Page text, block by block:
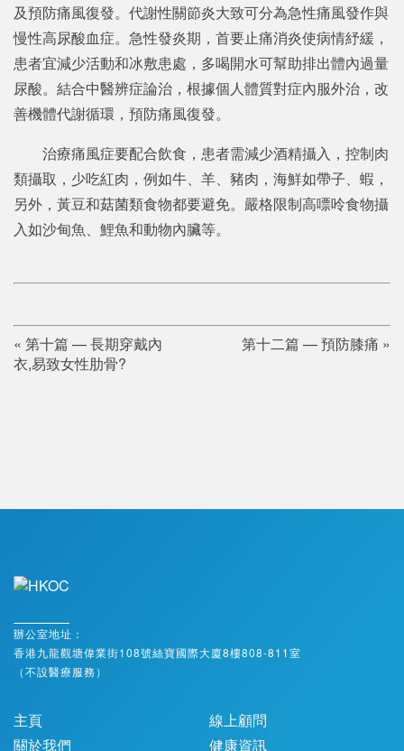
及預防痛風復發。代謝性關節炎大致可分為急性痛風發作與
慢性高尿酸血症。急性發炎期，首要止痛消炎使病情紓緩，
患者宜減少活動和冰敷患處，多喝開水可幫助排出體內過量
尿酸。結合中醫辨症論治，根據個人體質對症內服外治，改
善機體代謝循環，預防痛風復發。
治療痛風症要配合飲食，患者需減少酒精攝入，控制肉
類攝取，少吃紅肉，例如牛、羊、豬肉，海鮮如帶子、蝦，
另外，黃豆和菇菌類食物都要避免。嚴格限制高嘌呤食物攝
入如沙甸魚、鯉魚和動物內臟等。
« 第十篇 — 長期穿戴內
衣,易致女性肋骨?
第十二篇 — 預防膝痛 »
辦公室地址：
香港九龍觀塘偉業街108號絲寶國際大廈8樓808-811室
（不設醫療服務）
主頁
關於我們
線上顧問
健康資訊